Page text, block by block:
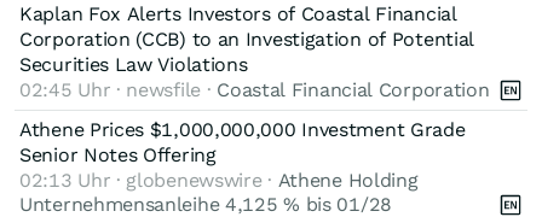
Kaplan Fox Alerts Investors of Coastal Financial
Corporation (CCB) to an Investigation of Potential
Securities Law Violations
02:45 Uhr · newsfile · Coastal Financial Corporation
Athene Prices $1,000,000,000 Investment Grade
Senior Notes Offering
02:13 Uhr · globenewswire · Athene Holding
Unternehmensanleihe 4,125 % bis 01/28